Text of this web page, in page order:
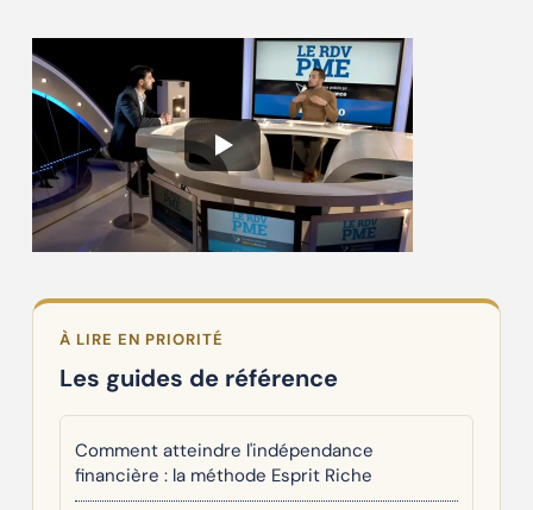
À LIRE EN PRIORITÉ
Les guides de référence
Comment atteindre l'indépendance
financière : la méthode Esprit Riche